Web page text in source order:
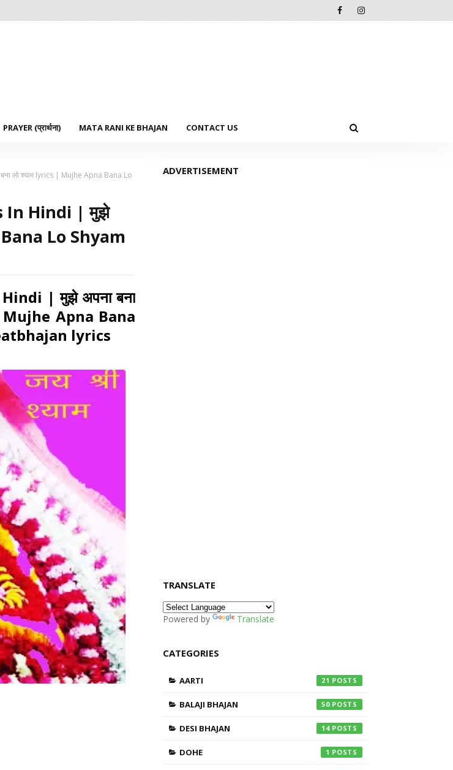
PRAYER (प्रार्थना) MATA RANI KE BHAJAN CONTACT US
लो श्याम lyrics | Mujhe Apna Bana Lo
In Hindi | मुझे
Lo Shyam
| मुझे अपना बना
Apna Bana
lyrics
ADVERTISEMENT
TRANSLATE
Powered by Translate
CATEGORIES
AARTI 21
BALAJI BHAJAN 50
DESI BHAJAN 14
DOHE 1